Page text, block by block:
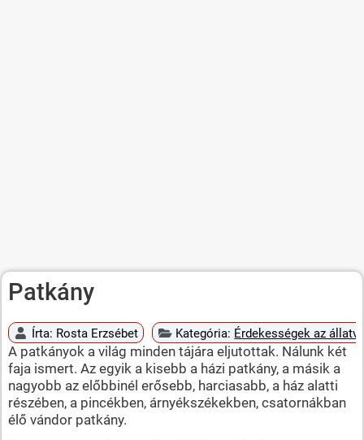
Patkány
Írta: Rosta Erzsébet Kategória: Érdekességek az
A patkányok a világ minden tájára eljutottak. Nálunk két
faja ismert. Az egyik a kisebb a házi patkány, a másik a
nagyobb az előbbinél erősebb, harciasabb, a ház alatti
részében, a pincékben, árnyékszékekben, csatornákban
élő vándor patkány.